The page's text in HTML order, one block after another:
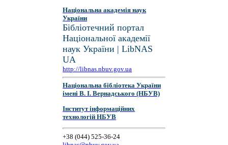
Національна академія наук
України
Бібліотечний портал
Національної академії
наук України | LibNAS
UA
http://libnas.nbuv.gov.ua
Національна бібліотека України
імені В. І. Вернадського (НБУВ)
Інститут інформаційних
технологій НБУВ
+38 (044) 525-36-24